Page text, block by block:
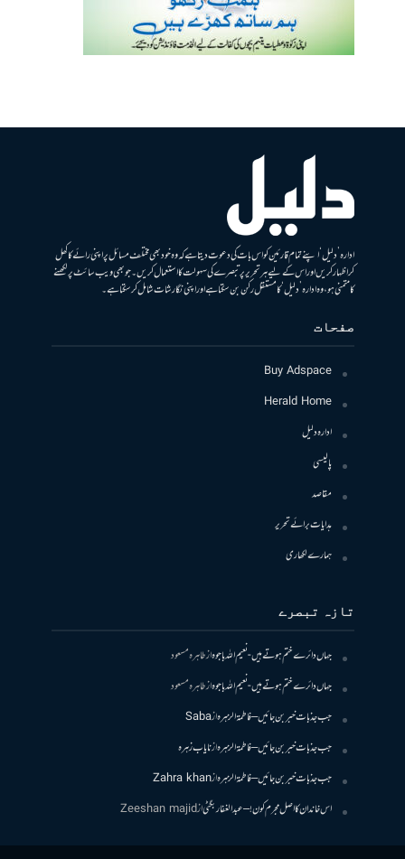
ادارہ ’دلیل‘ اپنے تمام قارئین کو اس بات کی دعوت دیتا ہے کہ وہ خود بھی مختلف مسائل پر اپنی رائے کا کھل
کر اظہار کریں اور اس کے لیے ہر تحریر پر تبصرے کی سہولت کا استعمال کریں۔ جو بھی ویب سائٹ پر لکھنے
کا متمنی ہو، وہ ادارہ ’دلیل‘ کا مستقل رکن بن سکتا ہے اور اپنی نگارشات شامل کرسکتا ہے۔
صفحات
Buy Adspace
Herald Home
ادارہ دلیل
پالیسی
مقاصد
ہدایات برائے تحریر
ہمارے لکھاری
تازہ تبصرے
جہاں دائرے ختم ہوتے ہیں- نعیم اللہ باجوہازطاہرہ مسعود
جہاں دائرے ختم ہوتے ہیں- نعیم اللہ باجوہازطاہرہ مسعود
جب جذبات خبر بن جائیں – فاطمۃالزہرہازSaba
جب جذبات خبر بن جائیں – فاطمۃالزہرہازنایاب زہرہ
جب جذبات خبر بن جائیں – فاطمۃالزہرہازZahra khan
اس خاندان کا اصل مجرم کون! – عبدالغفار بگٹیازZeeshan majid